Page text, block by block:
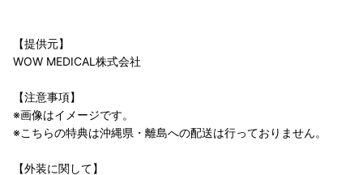
【提供元】
WOW MEDICAL株式会社
【注意事項】
※画像はイメージです。
※こちらの特典は沖縄県・離島への配送は行っておりません。
【外装に関して】